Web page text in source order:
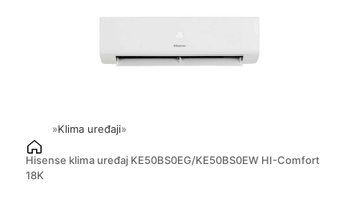
»Klima uređaji»
Hisense klima uređaj KE50BS0EG/KE50BS0EW HI-Comfort
18K